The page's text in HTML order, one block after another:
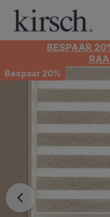
BESPAAR
Bespaar 20%